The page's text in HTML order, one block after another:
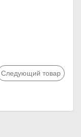
Следующий товар